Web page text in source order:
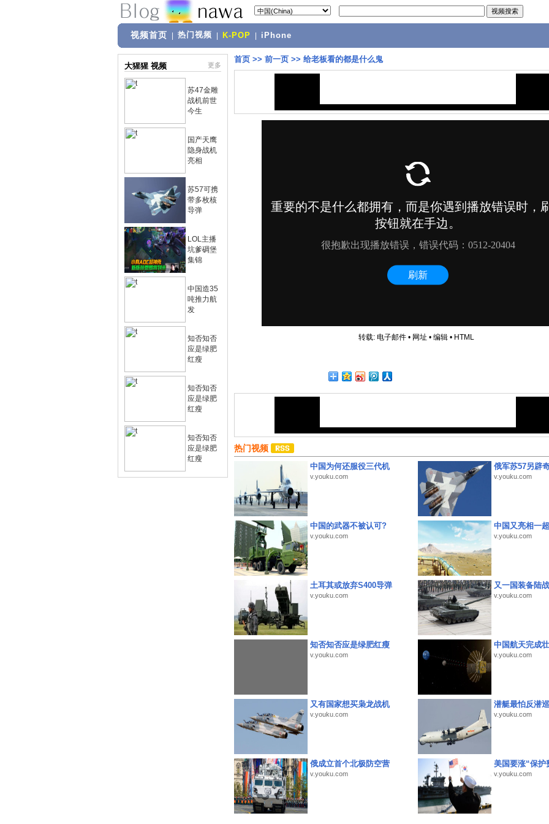
视频首页 热门视频 K-POP iPhone
大猩猩 视频 更多
苏47金雕
战机前世
今生
国产天鹰
隐身战机
亮相
苏57可携
带多枚核
导弹
LOL主播
坑爹碉堡
集锦
中国造35
吨推力航
发
知否知否
应是绿肥
红瘦
知否知否
应是绿肥
红瘦
知否知否
应是绿肥
红瘦
首页 >> 前一页 >> 给老板看的都是什么鬼
转载: 电子邮件• 网址 • 编辑• HTML
热门视频
中国为何还服役三代机
v.youku.com
俄军苏57另辟
v.youku.com
中国的武器不被认可?
v.youku.com
中国又亮相一
v.youku.com
土耳其或放弃S400导弹
v.youku.com
又一国装备陆
v.youku.com
知否知否应是绿肥红瘦
v.youku.com
中国航天完成
v.youku.com
又有国家想买枭龙战机
v.youku.com
潜艇最怕反潜
v.youku.com
俄成立首个北极防空营
v.youku.com
美国要涨“保护
v.youku.com